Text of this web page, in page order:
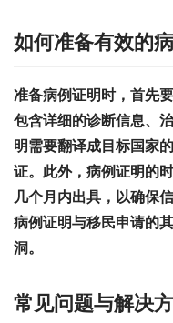
如何准备有效的
准备病例证明时，首先
包含详细的诊断信息、
明需要翻译成目标国家
证。此外，病例证明的
几个月内出具，以确保
病例证明与移民申请的
洞。
常见问题与解决